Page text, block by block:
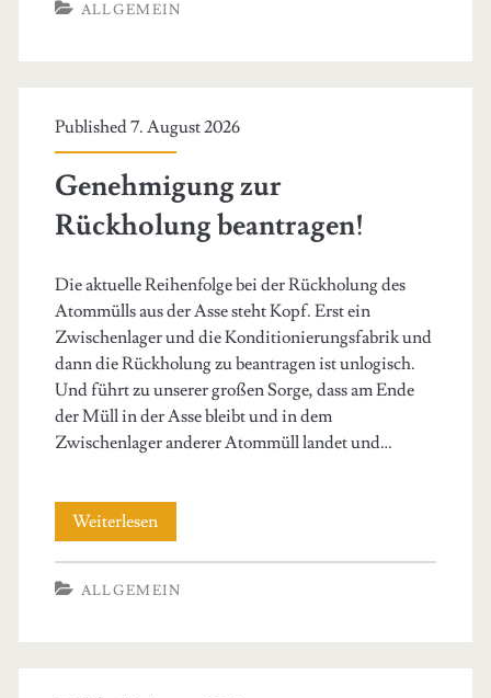
ALLGEMEIN
Published 7. August 2026
Genehmigung zur
Rückholung beantragen!
Die aktuelle Reihenfolge bei der Rückholung des
Atommülls aus der Asse steht Kopf. Erst ein
Zwischenlager und die Konditionierungsfabrik und
dann die Rückholung zu beantragen ist unlogisch.
Und führt zu unserer großen Sorge, dass am Ende
der Müll in der Asse bleibt und in dem
Zwischenlager anderer Atommüll landet und…
WeiterlesenGenehmigung
zur
Rückholung
ALLGEMEIN